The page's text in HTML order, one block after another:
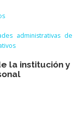
administrativas de
la institución y